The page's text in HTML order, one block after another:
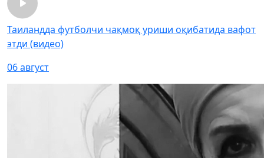
Таиландда футболчи чақмоқ уриши оқибатида вафот
этди (видео)
06 август